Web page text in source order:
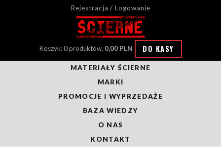
Rejestracja / Logowanie
Koszyk: 0 produktów, 0,00 PLN DO KASY
MATERIAŁY ŚCIERNE
MARKI
PROMOCJE I WYPRZEDAŻE
BAZA WIEDZY
O NAS
KONTAKT